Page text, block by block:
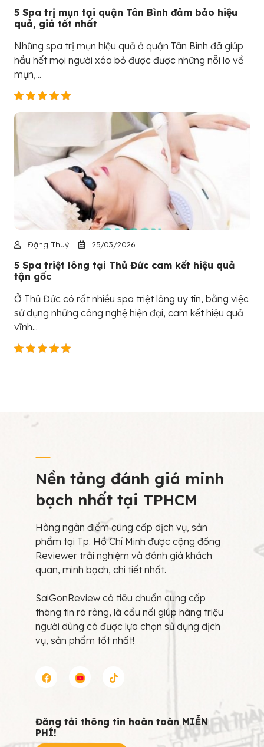
5 Spa trị mụn tại quận Tân Bình đảm bảo hiệu
quả, giá tốt nhất
Những spa trị mụn hiệu quả ở quận Tân Bình đã giúp
hầu hết mọi người xóa bỏ được được những nỗi lo về
mụn,...
Đặng Thuỷ 25/03/2026
5 Spa triệt lông tại Thủ Đức cam kết hiệu quả
tận gốc
Ở Thủ Đức có rất nhiều spa triệt lông uy tín, bằng việc
sử dụng những công nghệ hiện đại, cam kết hiệu quả
vĩnh...
Nền tảng đánh giá minh
bạch nhất tại TPHCM
Hàng ngàn điểm cung cấp dịch vụ, sản
phẩm tại Tp. Hồ Chí Minh được cộng đồng
Reviewer trải nghiệm và đánh giá khách
quan, minh bạch, chi tiết nhất.
SaiGonReview có tiêu chuẩn cung cấp
thông tin rõ ràng, là cầu nối giúp hàng triệu
người dùng có được lựa chọn sử dụng dịch
vụ, sản phẩm tốt nhất!
Đăng tải thông tin hoàn toàn MIỄN
PHÍ!